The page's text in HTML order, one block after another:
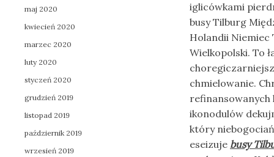
iglicówkami
busy Tilburg
Holandii Niemiec
Wielkopolski. To
chmielowanie.
refinansowanych
ikonodulów
który
eseizuje busy
maj 2020
kwiecień 2020
marzec 2020
luty 2020
styczeń 2020
grudzień 2019
listopad 2019
październik 2019
wrzesień 2019